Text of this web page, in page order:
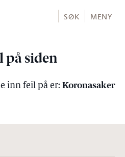
SØK MENY
på siden
inn feil på er: Koronasaker